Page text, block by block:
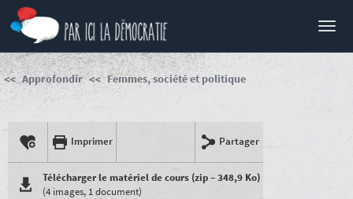
Menu
Approfondir Femmes, société et politique
Imprimer Partager
Télécharger le matériel de cours (zip – 348,9 Ko)
(4 images, 1 document)